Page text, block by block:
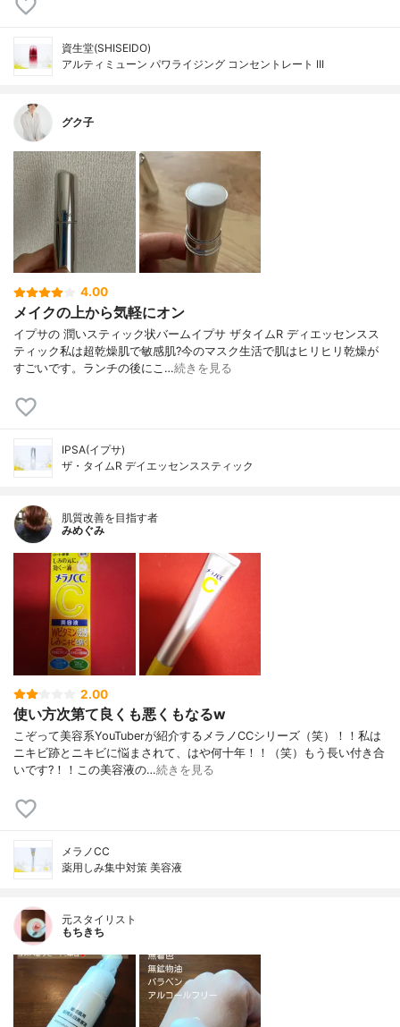
資生堂(SHISEIDO)
アルティミューン パワライジング コンセントレート III
グク子
4.00
メイクの上から気軽にオン
イプサの 潤いスティック状バームイプサ ザタイムR ディエッセンスス
ティック私は超乾燥肌で敏感肌?今のマスク生活で肌はヒリヒリ乾燥が
すごいです。ランチの後にこ…続きを見る
IPSA(イプサ)
ザ・タイムR デイエッセンススティック
肌質改善を目指す者
みめぐみ
2.00
使い方次第て良くも悪くもなるw
こぞって美容系YouTuberが紹介するメラノCCシリーズ（笑）！！私は
ニキビ跡とニキビに悩まされて、はや何十年！！（笑）もう長い付き合
いです?！！この美容液の…続きを見る
メラノCC
薬用しみ集中対策 美容液
元スタイリスト
もちきち